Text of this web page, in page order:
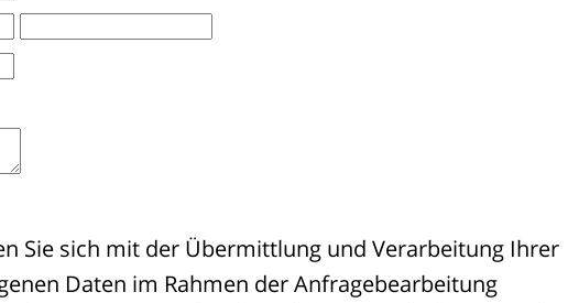
Sie sich mit der Übermittlung und Verarbeitung Ihrer
Daten im Rahmen der Anfragebearbeitung